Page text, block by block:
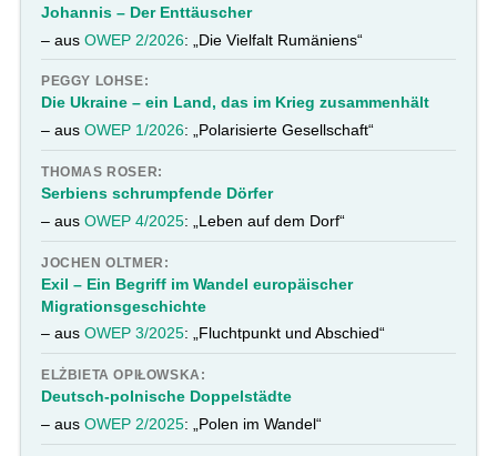
Johannis – Der Enttäuscher
– ausOWEP 2/2026: „Die Vielfalt Rumäniens“
PEGGY LOHSE:
Die Ukraine – ein Land, das im Krieg zusammenhält
– ausOWEP 1/2026: „Polarisierte Gesellschaft“
THOMAS ROSER:
Serbiens schrumpfende Dörfer
– ausOWEP 4/2025: „Leben auf dem Dorf“
JOCHEN OLTMER:
Exil – Ein Begriff im Wandel europäischer
Migrationsgeschichte
– ausOWEP 3/2025: „Fluchtpunkt und Abschied“
ELŻBIETA OPIŁOWSKA:
Deutsch-polnische Doppelstädte
– ausOWEP 2/2025: „Polen im Wandel“